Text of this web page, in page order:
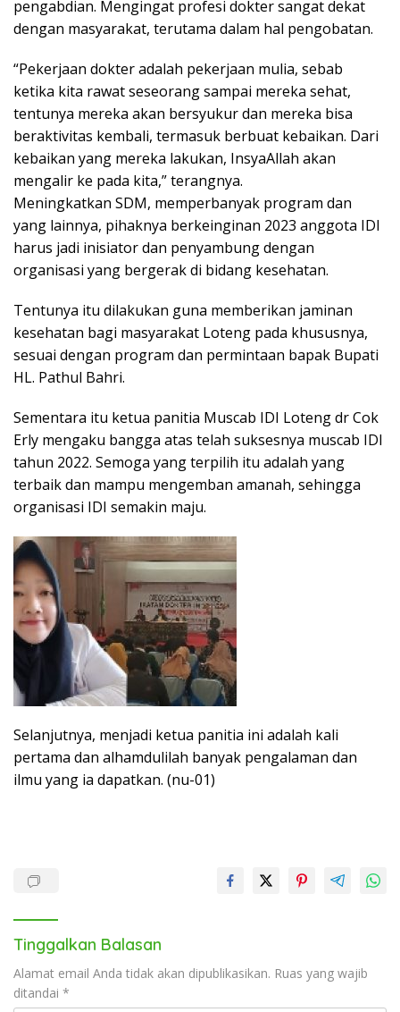
pengabdian. Mengingat profesi dokter sangat dekat
dengan masyarakat, terutama dalam hal pengobatan.
“Pekerjaan dokter adalah pekerjaan mulia, sebab
ketika kita rawat seseorang sampai mereka sehat,
tentunya mereka akan bersyukur dan mereka bisa
beraktivitas kembali, termasuk berbuat kebaikan. Dari
kebaikan yang mereka lakukan, InsyaAllah akan
mengalir ke pada kita,” terangnya.
Meningkatkan SDM, memperbanyak program dan
yang lainnya, pihaknya berkeinginan 2023 anggota IDI
harus jadi inisiator dan penyambung dengan
organisasi yang bergerak di bidang kesehatan.
Tentunya itu dilakukan guna memberikan jaminan
kesehatan bagi masyarakat Loteng pada khususnya,
sesuai dengan program dan permintaan bapak Bupati
HL. Pathul Bahri.
Sementara itu ketua panitia Muscab IDI Loteng dr Cok
Erly mengaku bangga atas telah suksesnya muscab IDI
tahun 2022. Semoga yang terpilih itu adalah yang
terbaik dan mampu mengemban amanah, sehingga
organisasi IDI semakin maju.
Selanjutnya, menjadi ketua panitia ini adalah kali
pertama dan alhamdulilah banyak pengalaman dan
ilmu yang ia dapatkan. (nu-01)
Tinggalkan Balasan
Alamat email Anda tidak akan dipublikasikan. Ruas yang wajib
ditandai *